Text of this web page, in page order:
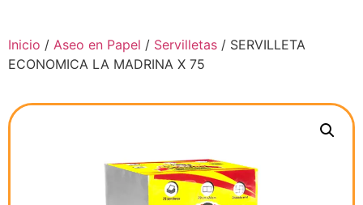
Inicio / Aseo en Papel / Servilletas / SERVILLETA
ECONOMICA LA MADRINA X 75